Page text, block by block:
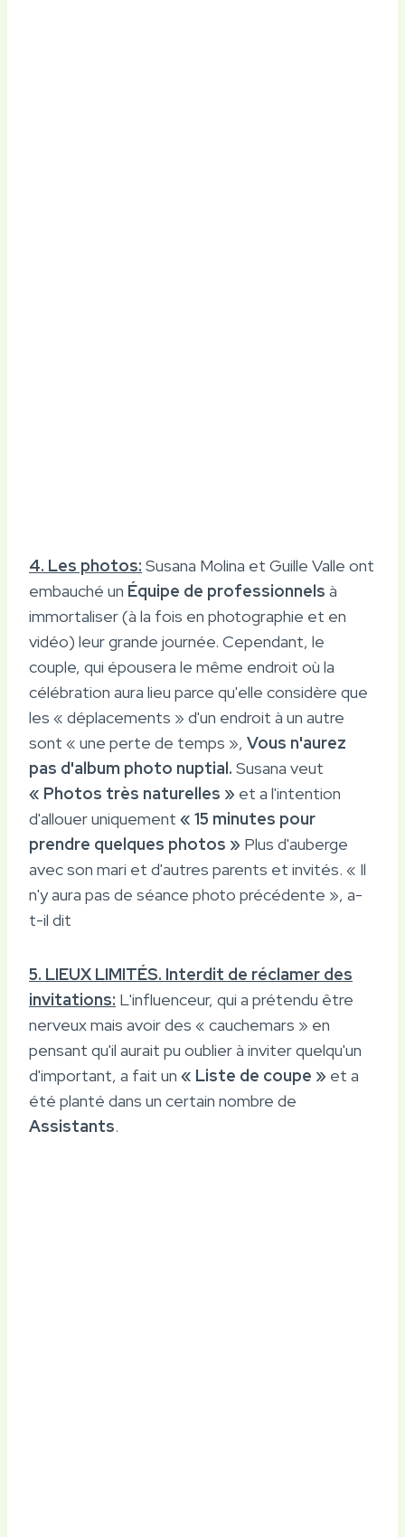
4. Les photos: Susana Molina et Guille Valle ont
embauché un Équipe de professionnels à
immortaliser (à la fois en photographie et en
vidéo) leur grande journée. Cependant, le
couple, qui épousera le même endroit où la
célébration aura lieu parce qu'elle considère que
les « déplacements » d'un endroit à un autre
sont « une perte de temps », Vous n'aurez
pas d'album photo nuptial. Susana veut
« Photos très naturelles » et a l'intention
d'allouer uniquement « 15 minutes pour
prendre quelques photos » Plus d'auberge
avec son mari et d'autres parents et invités. « Il
n'y aura pas de séance photo précédente », a-
t-il dit
5. LIEUX LIMITÉS. Interdit de réclamer des
invitations: L'influenceur, qui a prétendu être
nerveux mais avoir des « cauchemars » en
pensant qu'il aurait pu oublier à inviter quelqu'un
d'important, a fait un « Liste de coupe » et a
été planté dans un certain nombre de
Assistants.